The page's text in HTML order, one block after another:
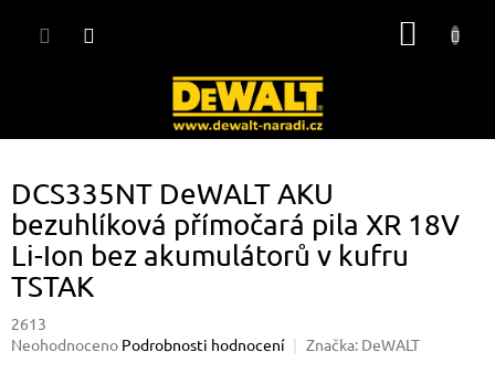
DCS335NT DeWALT AKU
bezuhlíková přímočará pila XR 18V
Li-Ion bez akumulátorů v kufru
TSTAK
2613
Průměrné
Neohodnoceno Podrobnosti hodnocení Značka: DeWALT